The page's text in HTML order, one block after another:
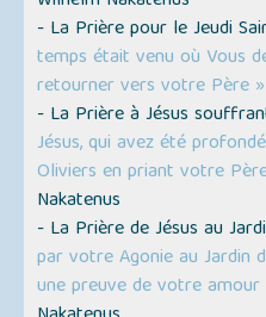
- La Prière pour le Jeudi
temps était venu où Vous
retourner vers votre Père »
- La Prière à Jésus
Jésus, qui avez été
Oliviers en priant votre
Nakatenus
- La Prière de Jésus au
par votre Agonie au Jardin
une preuve de votre